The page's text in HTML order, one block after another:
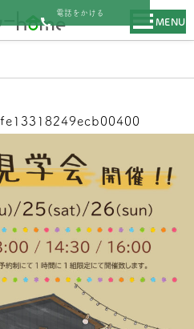
MENU
電話をかける